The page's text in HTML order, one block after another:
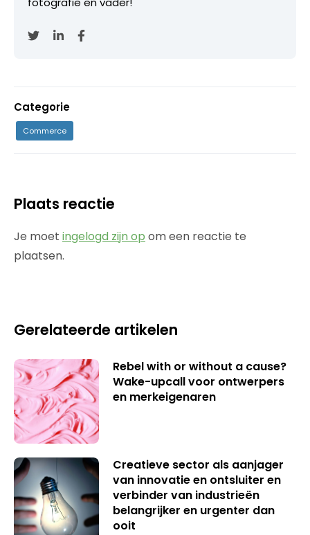
Categorie
Commerce
Plaats reactie
Je moet ingelogd zijn op om een reactie te
plaatsen.
Gerelateerde artikelen
Rebel with or without a cause?
Wake-upcall voor ontwerpers
en merkeigenaren
Creatieve sector als aanjager
van innovatie en ontsluiter en
verbinder van industrieën
belangrijker en urgenter dan
ooit